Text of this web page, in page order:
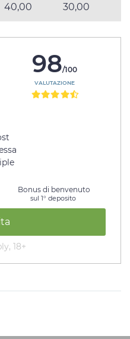
40,00 30,00
98/100
VALUTAZIONE
Bonus di benvenuto
sul 1° deposito
18+